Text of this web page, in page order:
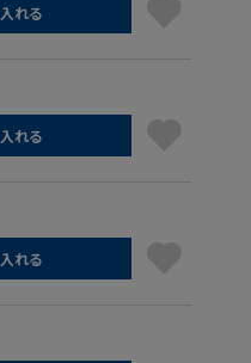
れる
れる
れる